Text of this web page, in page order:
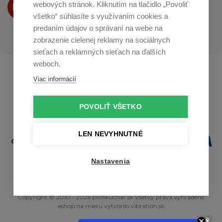
webových stránok. Kliknutím na tlačidlo „Povoliť
všetko“ súhlasíte s využívaním cookies a
predaním údajov o správaní na webe na
zobrazenie cielenej reklamy na sociálnych
sieťach a reklamných sieťach na ďalších
weboch.
Viac informácií
POVOLIŤ VŠETKO
LEN NEVYHNUTNÉ
Nastavenia
Produkty Vám predstavujeme
na Youtube
Profikuchař.cz
Copyright © 2010 - 2026 profikuchar.sk Všetky práva vyhradené
eshop na mieru vytvorilo vibration.sk